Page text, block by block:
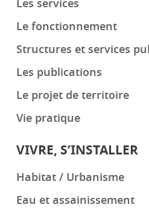
Les services
Le fonctionnement
Structures et services
Les publications
Le projet de territoire
Vie pratique
VIVRE, S’INSTALLER
Habitat / Urbanisme
Eau et assainissement